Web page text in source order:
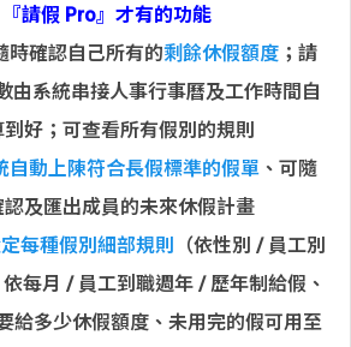
請假 Pro』才有的功能
時確認自己所有的剩餘休假額度 ；請
由系統串接人事行事曆及工作時間自
到好；可查看所有假別的規則
自動上陳符合長假標準的假單 、可隨
認及匯出成員的未來休假計畫
每種假別細部規則
（依性別 / 員工別
每月 / 員工到職週年 / 歷年制給假、
給多少休假額度、未用完的假可用至